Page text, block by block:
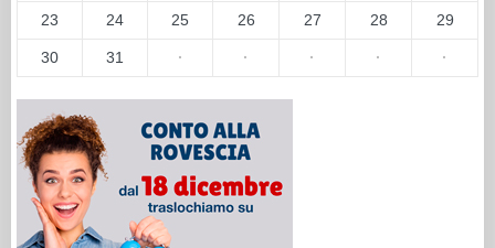
23 24 25 26 27 28 29
30 31 · · · · ·